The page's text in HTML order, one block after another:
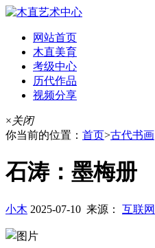
网站首页
木直美育
考级中心
历代作品
视频分享
×关闭
你当前的位置： 首页>古代书画
石涛：墨梅册
小木 2025-07-10 来源： 互联网